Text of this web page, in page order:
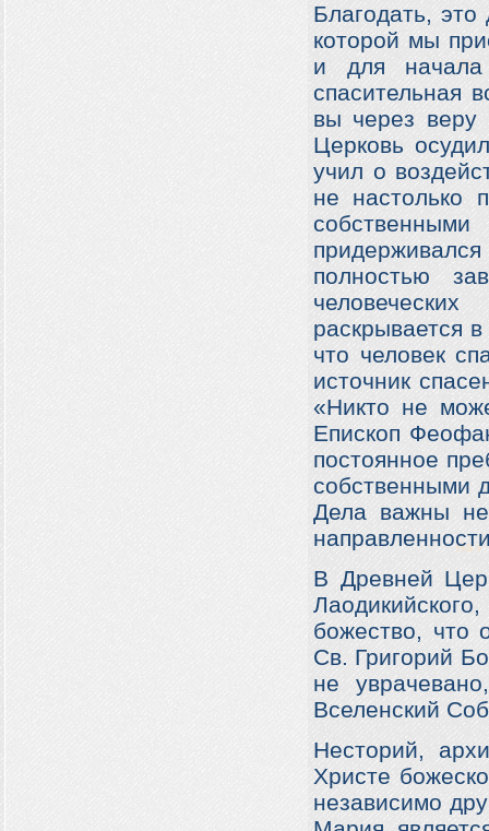
Благодать,
которой мы
и для начала
спасительная
вы через веру
Церковь
учил о
не настолько
полностью
раскрывается
что человек
источник
«Никто не
Епископ
постоянное
собственными
Дела важны не
В Древней
божество, что
Св. Григорий
не
Вселенский
Несторий,
Христе
независимо